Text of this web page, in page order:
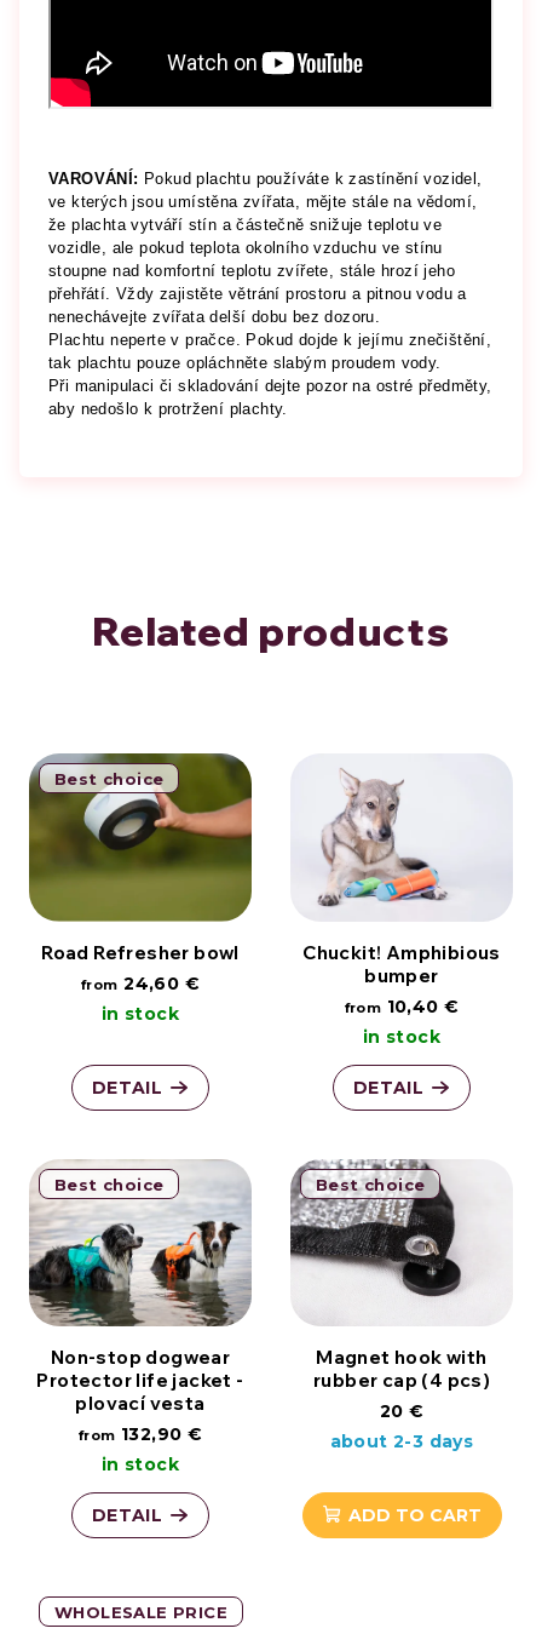
VAROVÁNÍ: Pokud plachtu používáte k zastínění vozidel,
ve kterých jsou umístěna zvířata, mějte stále na vědomí,
že plachta vytváří stín a částečně snižuje teplotu ve
vozidle, ale pokud teplota okolního vzduchu ve stínu
stoupne nad komfortní teplotu zvířete, stále hrozí jeho
přehřátí. Vždy zajistěte větrání prostoru a pitnou vodu a
nenechávejte zvířata delší dobu bez dozoru.
Plachtu neperte v pračce. Pokud dojde k jejímu znečištění,
tak plachtu pouze opláchněte slabým proudem vody.
Při manipulaci či skladování dejte pozor na ostré předměty,
aby nedošlo k protržení plachty.
Related products
Best choice
Road Refresher bowl
from 24,60 €
in stock
DETAIL
Chuckit! Amphibious
bumper
from 10,40 €
in stock
DETAIL
Best choice
Non-stop dogwear
Protector life jacket -
plovací vesta
from 132,90 €
in stock
DETAIL
Best choice
Magnet hook with
rubber cap (4 pcs)
20 €
about 2-3 days
ADD TO CART
WHOLESALE PRICE